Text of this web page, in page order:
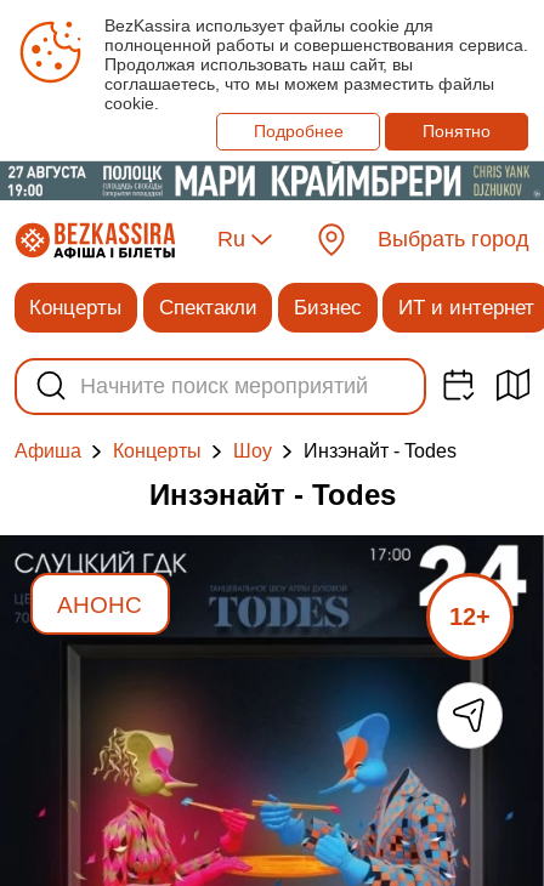
BezKassira использует файлы cookie для
полноценной работы и совершенствования сервиса.
Продолжая использовать наш сайт, вы
соглашаетесь, что мы можем разместить файлы
cookie.
Подробнее
Понятно
Ru Выбрать город
Концерты Спектакли Бизнес ИТ и интернет
Афиша Концерты Шоу Инзэнайт - Todes
Инзэнайт - Todes
АНОНС 12+